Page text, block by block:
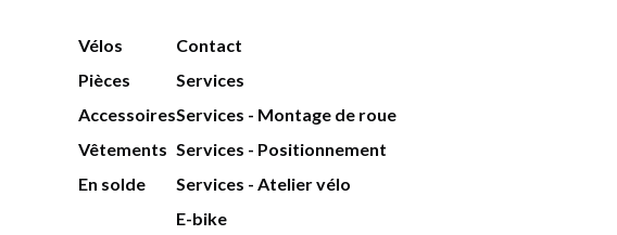
Vélos
Pièces
Accessoires
Vêtements
En solde
Contact
Services
Services - Montage de roue
Services - Positionnement
Services - Atelier vélo
E-bike